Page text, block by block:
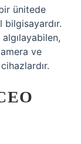
ünitede
ve